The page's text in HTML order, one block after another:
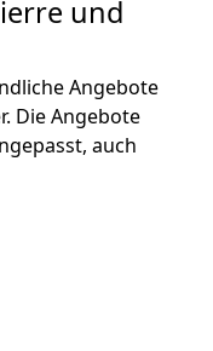
und
Angebote
Die Angebote
auch